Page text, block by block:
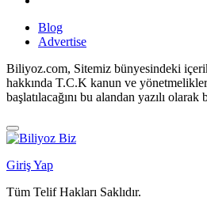
Blog
Advertise
Biliyoz.com, Sitemiz bünyesindeki
hakkında T.C.K kanun ve
başlatılacağını bu alandan yazılı olarak
Giriş Yap
Tüm Telif Hakları Saklıdır.